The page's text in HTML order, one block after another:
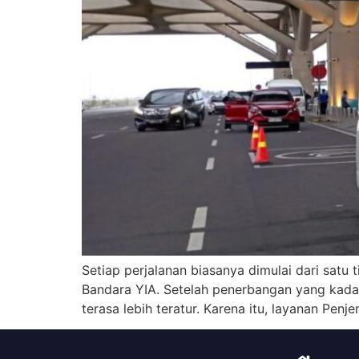
Setiap perjalanan biasanya dimulai dari
Bandara YIA. Setelah penerbangan yang
terasa lebih teratur. Karena itu, layanan